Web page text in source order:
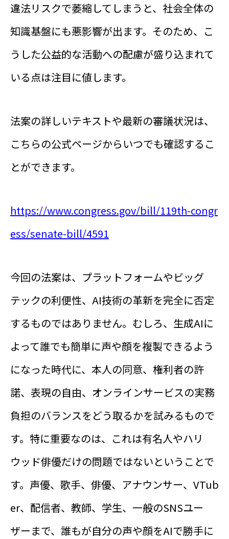
違法リスクで萎縮してしまうと、社会全体の
知識基盤にも悪影響が出ます。そのため、こ
うした公益的な活動への配慮が盛り込まれて
いる点は注目に値します。
法案の詳しいテキストや最新の審議状況は、
こちらの公式ページからいつでも確認するこ
とができます。
https://www.congress.gov/bill/119th-congr
ess/senate-bill/4591
今回の法案は、プラットフォームやビッグ
テックの利便性、AI技術の革新を完全に否定
するものではありません。むしろ、生成AIに
よって誰でも簡単に声や顔を複製できるよう
になった時代に、本人の同意、権利者の許
諾、表現の自由、オンラインサービスの実務
負担のバランスをどう取るかを試みるもので
す。特に重要なのは、これは有名人やハリ
ウッド俳優だけの問題ではないということで
す。声優、歌手、俳優、アナウンサー、VTub
er、配信者、教師、学生、一般のSNSユー
ザーまで、誰もが自分の声や顔をAIで勝手に